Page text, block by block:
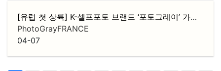
[유럽 첫 상륙] K-셀프포토 브랜드 ‘포토그레이’ 가맹점주 모집
PhotoGrayFRANCE
04-07